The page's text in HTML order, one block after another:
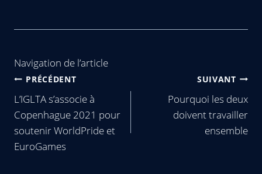
Navigation de l’article
PRÉCÉDENT
L’IGLTA s’associe à
Copenhague 2021 pour
soutenir WorldPride et
EuroGames
SUIVANT
Pourquoi les deux
doivent travailler
ensemble